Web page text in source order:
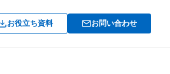
お役立ち資料 お問い合わせ